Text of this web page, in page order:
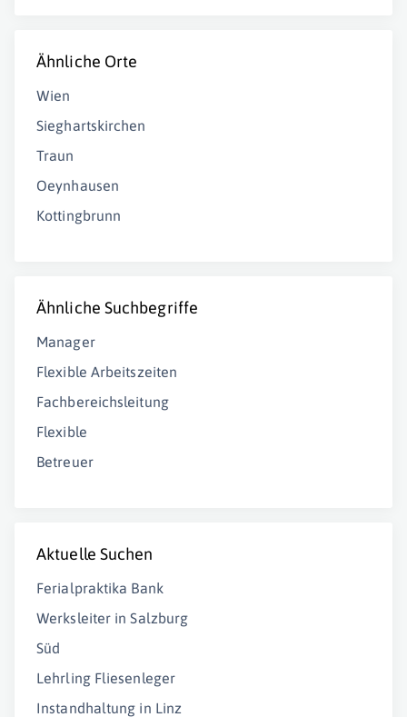
Ähnliche Orte
Wien
Sieghartskirchen
Traun
Oeynhausen
Kottingbrunn
Ähnliche Suchbegriffe
Manager
Flexible Arbeitszeiten
Fachbereichsleitung
Flexible
Betreuer
Aktuelle Suchen
Ferialpraktika Bank
Werksleiter in Salzburg
Süd
Lehrling Fliesenleger
Instandhaltung in Linz